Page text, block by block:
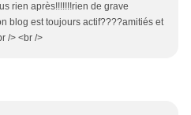
rien après!!!!!!!rien de grave
blog est toujours actif????amitiés et
/> <br />